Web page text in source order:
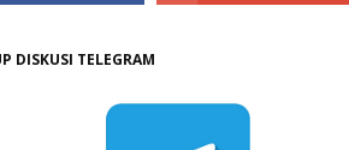
DISKUSI TELEGRAM